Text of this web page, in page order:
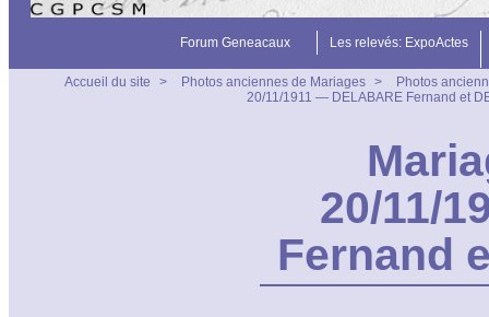
Forum Geneacaux Les relevés: ExpoActes
Accueil du site > Photos anciennes de Mariages >
Photos
20/11/1911 — DELABARE Fernand et
20/11/
Fernand